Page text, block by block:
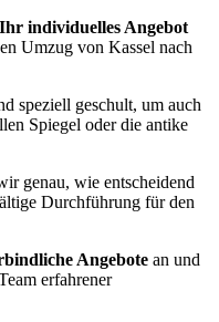
Ihr individuelles Angebot
Umzug von Kassel nach
speziell geschult, um auch
Spiegel oder die antike
genau, wie entscheidend
Durchführung für den
Angebote an und
erfahrener